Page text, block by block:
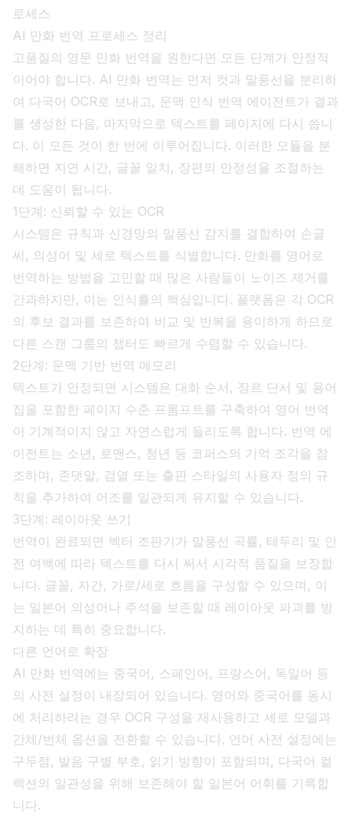
로세스
AI 만화 번역 프로세스 정리
고품질의 영문 만화 번역을 원한다면 모든 단계가 안정적
이어야 합니다. AI 만화 번역는 먼저 컷과 말풍선을 분리하
여 다국어 OCR로 보내고, 문맥 인식 번역 에이전트가 결과
를 생성한 다음, 마지막으로 텍스트를 페이지에 다시 씁니
다. 이 모든 것이 한 번에 이루어집니다. 이러한 모듈을 분
해하면 지연 시간, 글꼴 일치, 장편의 안정성을 조절하는
데 도움이 됩니다.
1단계: 신뢰할 수 있는 OCR
시스템은 규칙과 신경망의 말풍선 감지를 결합하여 손글
씨, 의성어 및 세로 텍스트를 식별합니다. 만화를 영어로
번역하는 방법을 고민할 때 많은 사람들이 노이즈 제거를
간과하지만, 이는 인식률의 핵심입니다. 플랫폼은 각 OCR
의 후보 결과를 보존하여 비교 및 반복을 용이하게 하므로
다른 스캔 그룹의 챕터도 빠르게 수렴할 수 있습니다.
2단계: 문맥 기반 번역 메모리
텍스트가 안정되면 시스템은 대화 순서, 장르 단서 및 용어
집을 포함한 페이지 수준 프롬프트를 구축하여 영어 번역
이 기계적이지 않고 자연스럽게 들리도록 합니다. 번역 에
이전트는 소년, 로맨스, 청년 등 코퍼스의 기억 조각을 참
조하며, 존댓말, 검열 또는 출판 스타일의 사용자 정의 규
칙을 추가하여 어조를 일관되게 유지할 수 있습니다.
3단계: 레이아웃 쓰기
번역이 완료되면 벡터 조판기가 말풍선 곡률, 테두리 및 안
전 여백에 따라 텍스트를 다시 써서 시각적 품질을 보장합
니다. 글꼴, 자간, 가로/세로 흐름을 구성할 수 있으며, 이
는 일본어 의성어나 주석을 보존할 때 레이아웃 파괴를 방
지하는 데 특히 중요합니다.
다른 언어로 확장
AI 만화 번역에는 중국어, 스페인어, 프랑스어, 독일어 등
의 사전 설정이 내장되어 있습니다. 영어와 중국어를 동시
에 처리하려는 경우 OCR 구성을 재사용하고 세로 모델과
간체/번체 옵션을 전환할 수 있습니다. 언어 사전 설정에는
구두점, 발음 구별 부호, 읽기 방향이 포함되며, 다국어 컬
렉션의 일관성을 위해 보존해야 할 일본어 어휘를 기록합
니다.